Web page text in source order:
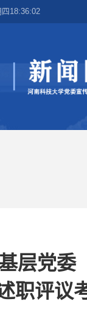
18:36:02
层党委
职评议